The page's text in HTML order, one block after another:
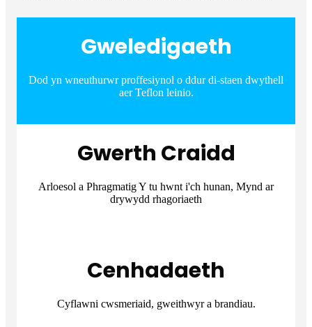
Gweledigaeth
Dod yn wneuthurwr proffesiynol o ddur di-staen dwythell
aer Teflon leinio.
Gwerth Craidd
Arloesol a Phragmatig Y tu hwnt i'ch hunan, Mynd ar
drywydd rhagoriaeth
Cenhadaeth
Cyflawni cwsmeriaid, gweithwyr a brandiau.